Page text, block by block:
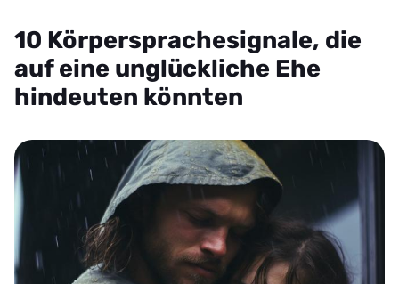
10 Körpersprachesignale, die
auf eine unglückliche Ehe
hindeuten könnten